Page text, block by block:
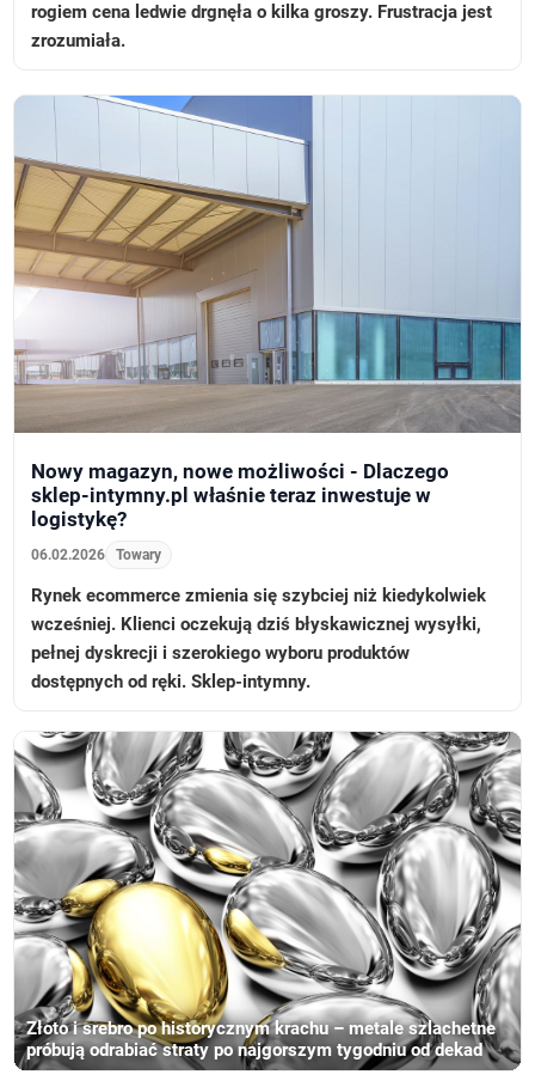
rogiem cena ledwie drgnęła o kilka groszy. Frustracja jest
zrozumiała.
Nowy magazyn, nowe możliwości - Dlaczego
sklep-intymny.pl właśnie teraz inwestuje w
logistykę?
06.02.2026 Towary
Rynek ecommerce zmienia się szybciej niż kiedykolwiek
wcześniej. Klienci oczekują dziś błyskawicznej wysyłki,
pełnej dyskrecji i szerokiego wyboru produktów
dostępnych od ręki. Sklep-intymny.
Złoto i srebro po historycznym krachu – metale szlachetne
próbują odrabiać straty po najgorszym tygodniu od dekad